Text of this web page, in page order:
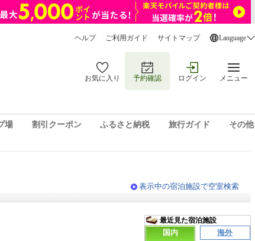
ヘルプ ご利用ガイド サイトマップ Language
お気に入り 予約確認 ログイン メニュー
場 割引クーポン ふるさと納税 旅行ガイド その他
表示中の宿泊施設で空室検索
最近見た宿泊施設
国内
海外